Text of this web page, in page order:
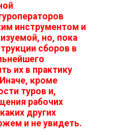
инструментом и
но, пока
сборов в
их в практику
кроме
туров и,
рабочих
других
и не увидеть.